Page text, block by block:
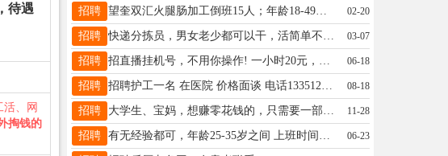
待遇
活、网
掏钱的
招聘 望奎双汇火腿肠加工倒班15人；年龄18-49岁，面试时间2月25日（正月初九）上午9点，工作时间8-11小时，工资计件3500-7000元/月，电话18645534006 02-20
招聘 快递分拣员，男女老少都可以干，活简单不累，工作时间段，大半天，工资月结，联系电话18045576333 03-07
招聘 招直播挂机号，不用你操作! 一小时20元，当天结算，秒转不拖欠 全程挂机直播，随时随地都能做 可以多个账号同时开播，多份工资 宝妈，学生党，上班族，微16646402587 06-18
招聘 招聘护工一名 在医院 价格面谈 电话13351258939 08-18
招聘 大学生、宝妈，想赚零花钱的，只需要一部手机，多劳多得，工资日结，加V：16645536009 11-28
招聘 有无经验都可，年龄25-35岁之间 上班时间：8:00-17:00 午休2小时，作息稳定 薪资面谈，有意速联15904556618 要求喜欢小孩，性格开朗，喜欢与人接触聊天 06-23